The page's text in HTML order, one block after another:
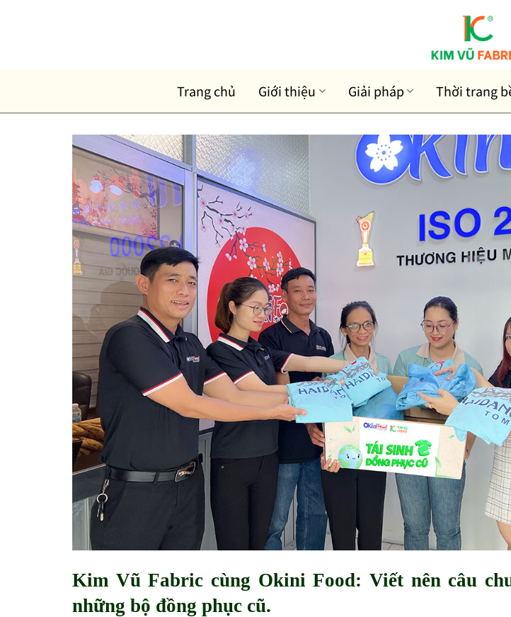
Trang chủ Giới thiệu Giải pháp Thời trang
Kim Vũ Fabric cùng Okini Food: Viết nên câu
những bộ đồng phục cũ.